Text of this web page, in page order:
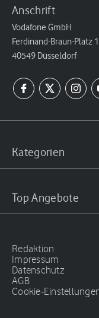
Anschrift
Vodafone GmbH
Ferdinand-Braun-Platz 1
40549 Düsseldorf
Kategorien
Top Angebote
Redaktion
Impressum
Datenschutz
AGB
Cookie-